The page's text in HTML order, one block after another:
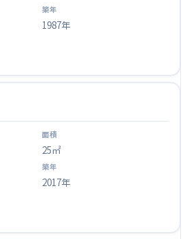
1987年
25㎡
2017年